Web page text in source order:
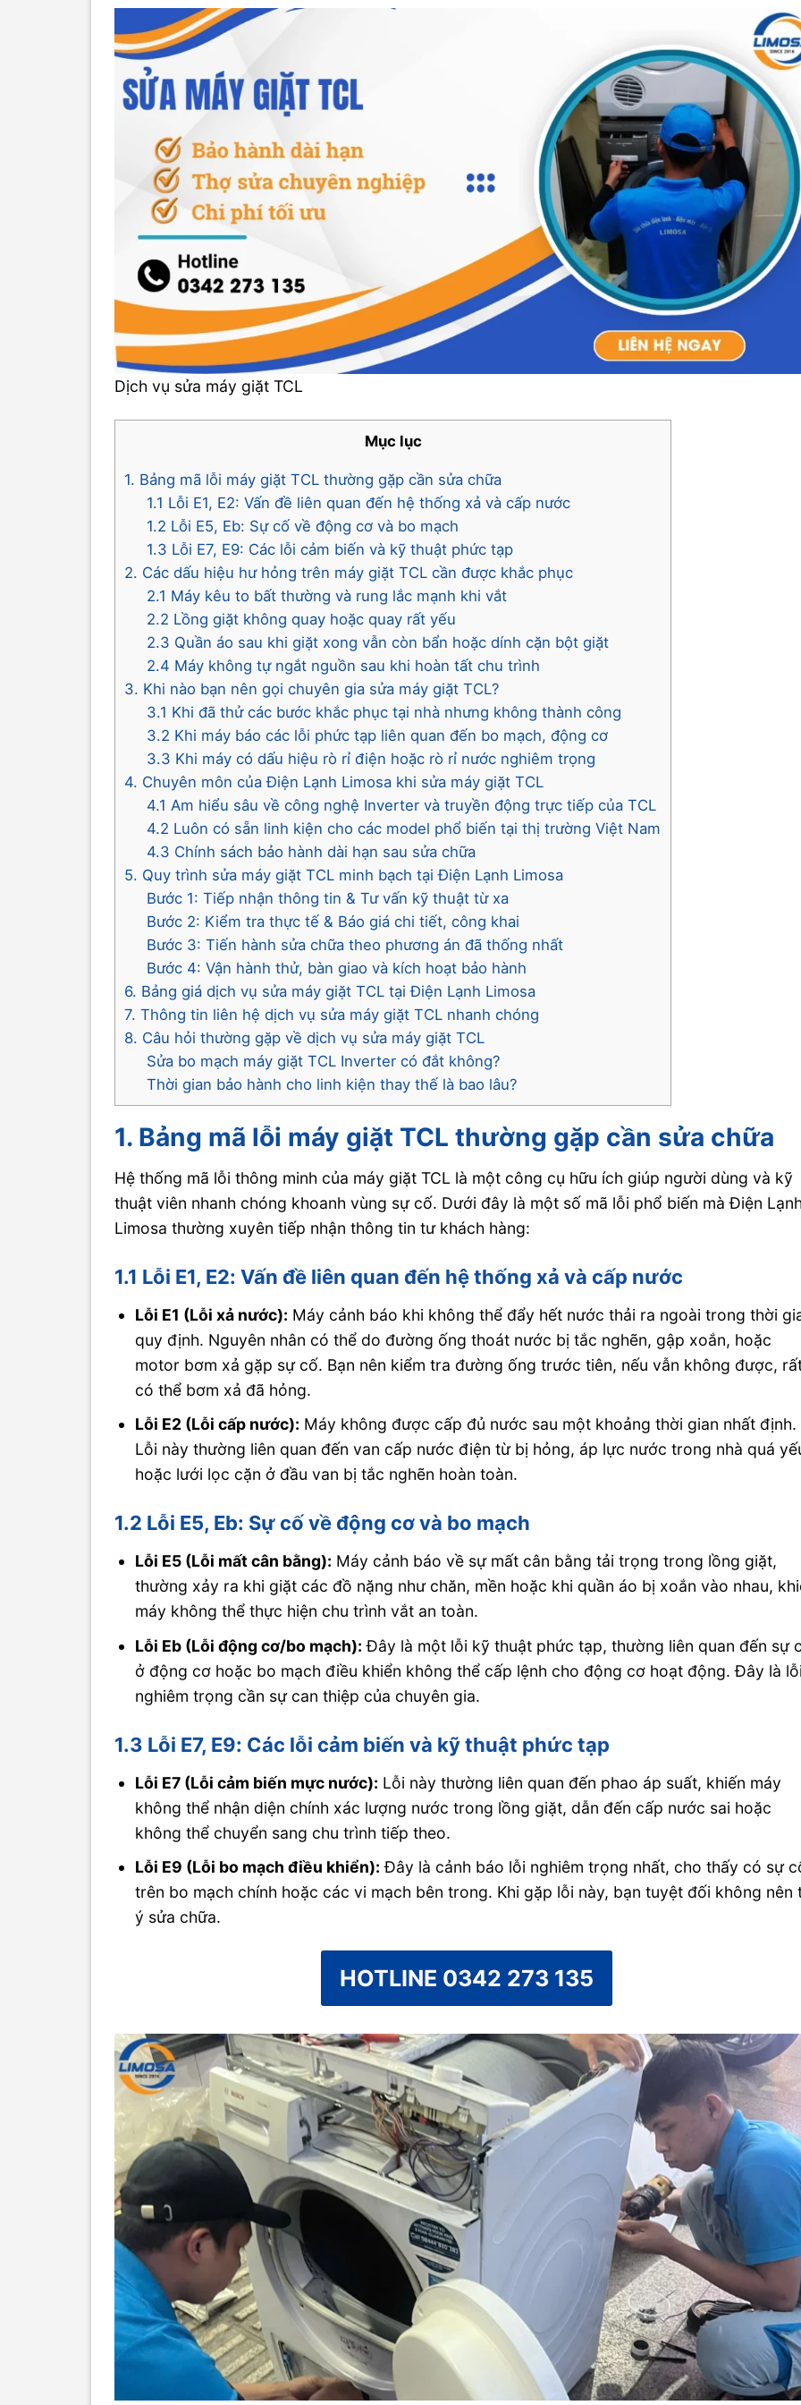
Dịch vụ sửa máy giặt TCL
Mục lục
1. Bảng mã lỗi máy giặt TCL thường gặp cần sửa chữa
1.1 Lỗi E1, E2: Vấn đề liên quan đến hệ thống xả và cấp nước
1.2 Lỗi E5, Eb: Sự cố về động cơ và bo mạch
1.3 Lỗi E7, E9: Các lỗi cảm biến và kỹ thuật phức tạp
2. Các dấu hiệu hư hỏng trên máy giặt TCL cần được khắc phục
2.1 Máy kêu to bất thường và rung lắc mạnh khi vắt
2.2 Lồng giặt không quay hoặc quay rất yếu
2.3 Quần áo sau khi giặt xong vẫn còn bẩn hoặc dính cặn bột giặt
2.4 Máy không tự ngắt nguồn sau khi hoàn tất chu trình
3. Khi nào bạn nên gọi chuyên gia sửa máy giặt TCL?
3.1 Khi đã thử các bước khắc phục tại nhà nhưng không thành công
3.2 Khi máy báo các lỗi phức tạp liên quan đến bo mạch, động cơ
3.3 Khi máy có dấu hiệu rò rỉ điện hoặc rò rỉ nước nghiêm trọng
4. Chuyên môn của Điện Lạnh Limosa khi sửa máy giặt TCL
4.1 Am hiểu sâu về công nghệ Inverter và truyền động trực tiếp của TCL
4.2 Luôn có sẵn linh kiện cho các model phổ biến tại thị trường Việt Nam
4.3 Chính sách bảo hành dài hạn sau sửa chữa
5. Quy trình sửa máy giặt TCL minh bạch tại Điện Lạnh Limosa
Bước 1: Tiếp nhận thông tin & Tư vấn kỹ thuật từ xa
Bước 2: Kiểm tra thực tế & Báo giá chi tiết, công khai
Bước 3: Tiến hành sửa chữa theo phương án đã thống nhất
Bước 4: Vận hành thử, bàn giao và kích hoạt bảo hành
6. Bảng giá dịch vụ sửa máy giặt TCL tại Điện Lạnh Limosa
7. Thông tin liên hệ dịch vụ sửa máy giặt TCL nhanh chóng
8. Câu hỏi thường gặp về dịch vụ sửa máy giặt TCL
Sửa bo mạch máy giặt TCL Inverter có đắt không?
Thời gian bảo hành cho linh kiện thay thế là bao lâu?
1. Bảng mã lỗi máy giặt TCL thường gặp cần sửa chữa
Hệ thống mã lỗi thông minh của máy giặt TCL là một công cụ hữu ích giúp người dùng và kỹ
thuật viên nhanh chóng khoanh vùng sự cố. Dưới đây là một số mã lỗi phổ biến mà Điện Lạnh
Limosa thường xuyên tiếp nhận thông tin tư khách hàng:
1.1 Lỗi E1, E2: Vấn đề liên quan đến hệ thống xả và cấp nước
Lỗi E1 (Lỗi xả nước): Máy cảnh báo khi không thể đẩy hết nước thải ra ngoài trong thời
quy định. Nguyên nhân có thể do đường ống thoát nước bị tắc nghẽn, gập xoắn, hoặc
motor bơm xả gặp sự cố. Bạn nên kiểm tra đường ống trước tiên, nếu vẫn không được,
có thể bơm xả đã hỏng.
Lỗi E2 (Lỗi cấp nước): Máy không được cấp đủ nước sau một khoảng thời gian nhất định.
Lỗi này thường liên quan đến van cấp nước điện từ bị hỏng, áp lực nước trong nhà quá
hoặc lưới lọc cặn ở đầu van bị tắc nghẽn hoàn toàn.
1.2 Lỗi E5, Eb: Sự cố về động cơ và bo mạch
Lỗi E5 (Lỗi mất cân bằng): Máy cảnh báo về sự mất cân bằng tải trọng trong lồng giặt,
thường xảy ra khi giặt các đồ nặng như chăn, mền hoặc khi quần áo bị xoắn vào nhau,
máy không thể thực hiện chu trình vắt an toàn.
Lỗi Eb (Lỗi động cơ/bo mạch): Đây là một lỗi kỹ thuật phức tạp, thường liên quan đến sự
ở động cơ hoặc bo mạch điều khiển không thể cấp lệnh cho động cơ hoạt động. Đây là lỗi
nghiêm trọng cần sự can thiệp của chuyên gia.
1.3 Lỗi E7, E9: Các lỗi cảm biến và kỹ thuật phức tạp
Lỗi E7 (Lỗi cảm biến mực nước): Lỗi này thường liên quan đến phao áp suất, khiến máy
không thể nhận diện chính xác lượng nước trong lồng giặt, dẫn đến cấp nước sai hoặc
không thể chuyển sang chu trình tiếp theo.
Lỗi E9 (Lỗi bo mạch điều khiển): Đây là cảnh báo lỗi nghiêm trọng nhất, cho thấy có sự
trên bo mạch chính hoặc các vi mạch bên trong. Khi gặp lỗi này, bạn tuyệt đối không nên
ý sửa chữa.
HOTLINE 0342 273 135